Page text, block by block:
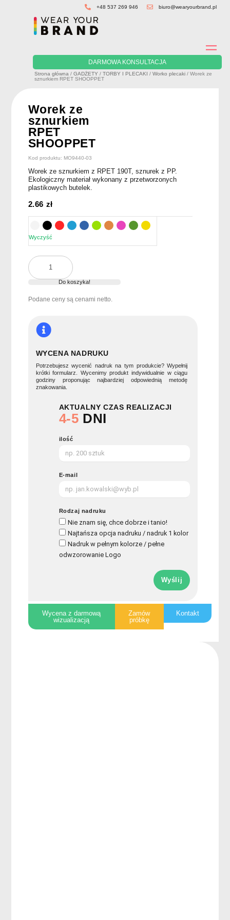
+48 537 269 946 biuro@wearyourbrand.pl
DARMOWA KONSULTACJA
Strona główna /GADŻETY /TORBY I PLECAKI /Worko plecaki / Worek ze
sznurkiem RPET SHOOPPET
Worek ze
sznurkiem
RPET
SHOOPPET
Kod produktu: MO9440-03
Worek ze sznurkiem z RPET 190T, sznurek z PP.
Ekologiczny materiał wykonany z przetworzonych
plastikowych butelek.
2.66 zł
Wyczyść
ilość
Worek
RPET
Do koszyka!
Podane ceny są cenami netto.
WYCENA NADRUKU
Potrzebujesz wycenić nadruk na tym produkcie? Wypełnij
krótki formularz. Wycenimy produkt indywidualnie w ciągu
godziny proponując najbardziej odpowiednią metodę
znakowania.
AKTUALNY CZAS REALIZACJI
4-5 DNI
ilość
E-mail
Rodzaj nadruku
Nie znam się, chce dobrze i tanio!
Najtańsza opcja nadruku / nadruk 1 kolor
Nadruk w pełnym kolorze / pełne
odwzorowanie Logo
Wyślij
Wycena z darmową
wizualizacją
Zamów
próbkę
Kontakt